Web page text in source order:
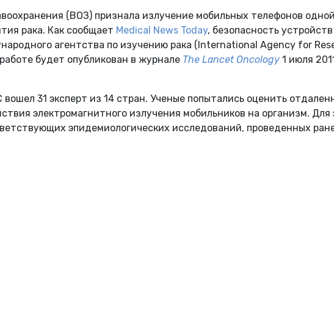
(ВОЗ) признала излучение мобильных телефонов
рака. Как сообщает Medical News Today, безопасность устройств
агентства по изучению рака (International Agency for
будет опубликован в журнале The Lancet Oncology 1 июля 2011
вошел 31 эксперт из 14 стран. Ученые попытались оценить
электромагнитного излучения мобильников на организм. Для
эпидемиологических исследований, проведенных